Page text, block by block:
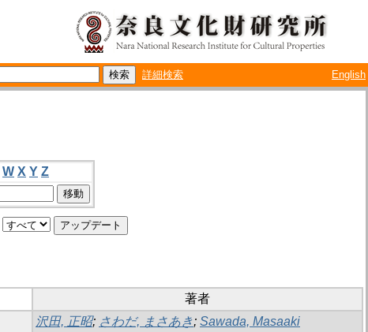
詳細検索 English
W X Y Z
著者
沢田, 正昭; さわだ, まさあき; Sawada, Masaaki